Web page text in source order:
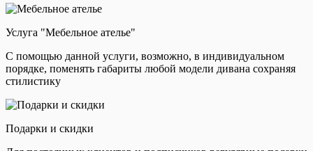
Услуга "Мебельное ателье"
С помощью данной услуги, возможно, в индивидуальном
порядке, поменять габариты любой модели дивана сохраняя
стилистику
Подарки и скидки